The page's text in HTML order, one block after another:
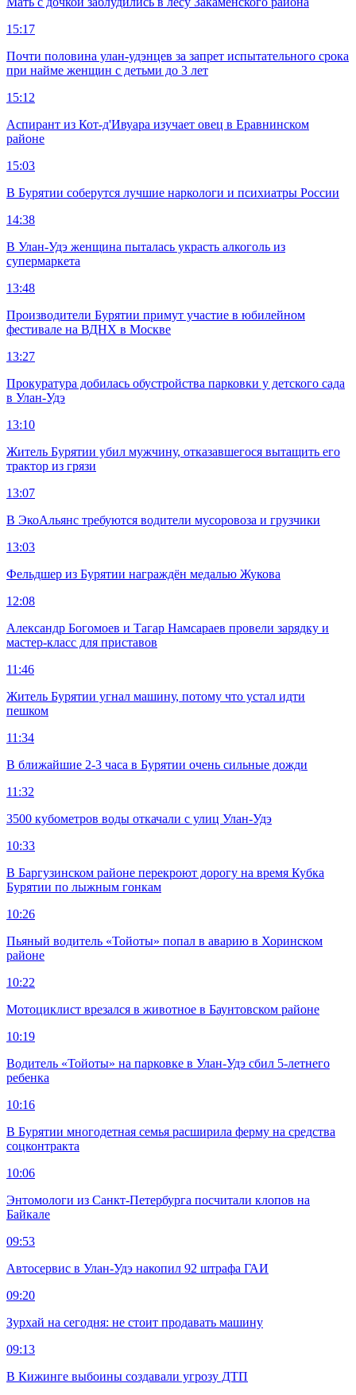
15:17
Почти половина улан-удэнцев за запрет испытательного срока
при найме женщин с детьми до 3 лет
15:12
Аспирант из Кот-д'Ивуара изучает овец в Еравнинском
районе
15:03
В Бурятии соберутся лучшие наркологи и психиатры России
14:38
В Улан-Удэ женщина пыталась украсть алкоголь из
супермаркета
13:48
Производители Бурятии примут участие в юбилейном
фестивале на ВДНХ в Москве
13:27
Прокуратура добилась обустройства парковки у детского сада
в Улан-Удэ
13:10
Житель Бурятии убил мужчину, отказавшегося вытащить его
трактор из грязи
13:07
В ЭкоАльянс требуются водители мусоровоза и грузчики
13:03
Фельдшер из Бурятии награждён медалью Жукова
12:08
Александр Богомоев и Тагар Намсараев провели зарядку и
мастер-класс для приставов
11:46
Житель Бурятии угнал машину, потому что устал идти
пешком
11:34
В ближайшие 2-3 часа в Бурятии очень сильные дожди
11:32
3500 кубометров воды откачали с улиц Улан-Удэ
10:33
В Баргузинском районе перекроют дорогу на время Кубка
Бурятии по лыжным гонкам
10:26
Пьяный водитель «Тойоты» попал в аварию в Хоринском
районе
10:22
Мотоциклист врезался в животное в Баунтовском районе
10:19
Водитель «Тойоты» на парковке в Улан-Удэ сбил 5-летнего
ребенка
10:16
В Бурятии многодетная семья расширила ферму на средства
соцконтракта
10:06
Энтомологи из Санкт-Петербурга посчитали клопов на
Байкале
09:53
Автосервис в Улан-Удэ накопил 92 штрафа ГАИ
09:20
Зурхай на сегодня: не стоит продавать машину
09:13
В Кижинге выбоины создавали угрозу ДТП